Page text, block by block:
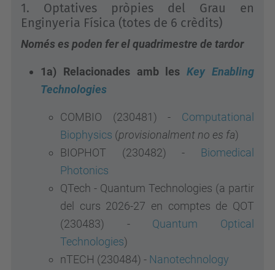
1. Optatives pròpies del Grau en
Enginyeria Física (totes de 6 crèdits)
Només es poden fer el quadrimestre de tardor
1a) Relacionades amb lesKey Enabling
Technologies
COMBIO (230481) - Computational
Biophysics (provisionalment no es fa)
BIOPHOT (230482) - Biomedical
Photonics
QTech - Quantum Technologies (a partir
del curs 2026-27 en comptes de QOT
(230483) - Quantum Optical
Technologies)
nTECH (230484) - Nanotechnology